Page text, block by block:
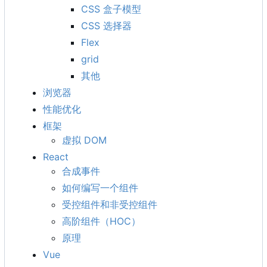
CSS 盒子模型
CSS 选择器
Flex
grid
其他
浏览器
性能优化
框架
虚拟 DOM
React
合成事件
如何编写一个组件
受控组件和非受控组件
高阶组件 （HOC）
原理
Vue